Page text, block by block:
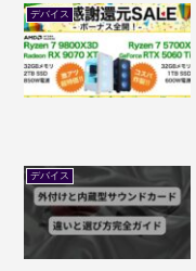
デバイス
デバイス